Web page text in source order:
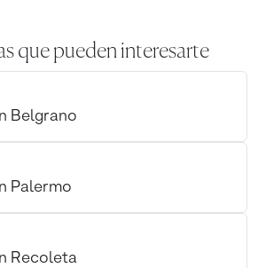
que pueden interesarte
Belgrano
Palermo
Recoleta